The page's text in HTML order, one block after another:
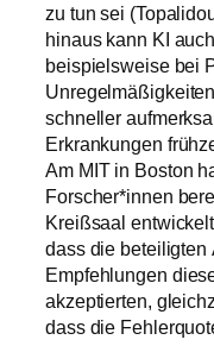
zu tun sei
hinaus kann KI
beispielsweise bei
schneller
Erkrankungen
Am MIT in Boston
Forscher*innen
Kreißsaal
dass die beteiligten
Empfehlungen
akzeptierten,
dass die